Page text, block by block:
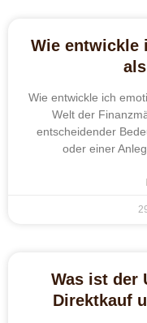
Wie entwickle
Wie entwickle ich
Welt der
entscheidender
oder einer
Was ist der
Direktkauf